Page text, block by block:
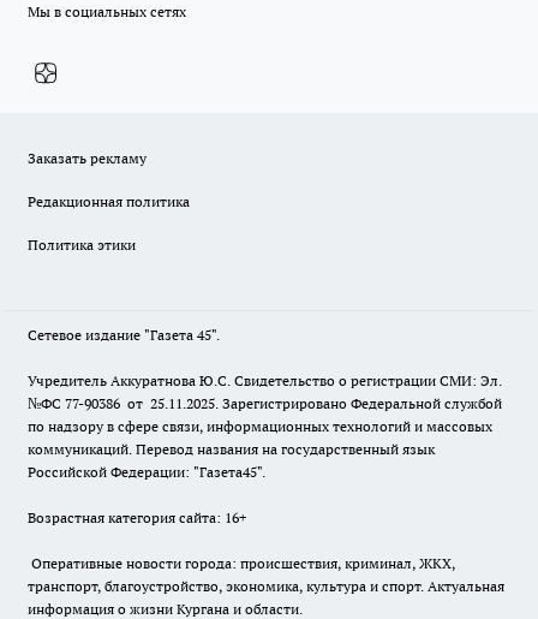
Мы в социальных сетях
Заказать рекламу
Редакционная политика
Политика этики
Сетевое издание "Газета 45".
Учредитель Аккуратнова Ю.С. Свидетельство о регистрации СМИ: Эл.
№ФС 77-90386 от 25.11.2025. Зарегистрировано Федеральной службой
по надзору в сфере связи, информационных технологий и массовых
коммуникаций. Перевод названия на государственный язык
Российской Федерации: "Газета45".
Возрастная категория сайта: 16+
Оперативные новости города: происшествия, криминал, ЖКХ,
транспорт, благоустройство, экономика, культура и спорт. Актуальная
информация о жизни Кургана и области.